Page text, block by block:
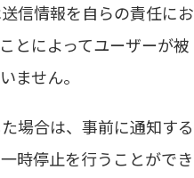
信情報を自らの責任にお
とによってユーザーが被
ません。
場合は、事前に通知する
時停止を行うことができ